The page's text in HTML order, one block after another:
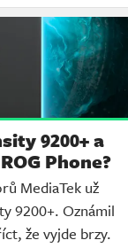
9200+ a
Phone?
MediaTek už
9200+. Oznámil
že vyjde brzy.